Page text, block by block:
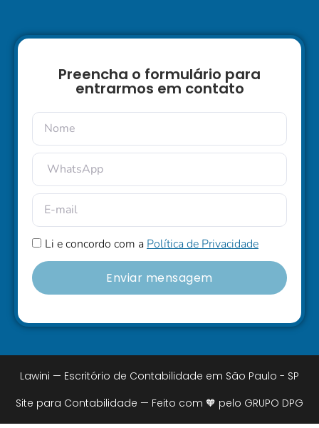
Preencha o formulário para
entrarmos em contato
Li e concordo com a Política de Privacidade
Enviar mensagem
Lawini — Escritório de Contabilidade em São Paulo - SP
Site para Contabilidade — Feito com 🧡 pelo GRUPO DPG